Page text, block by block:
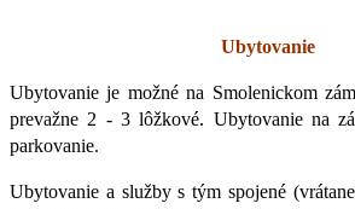
Ubytovanie
Ubytovanie je možné na Smolenickom
prevažne 2 - 3 lôžkové. Ubytovanie na
parkovanie.
Ubytovanie a služby s tým spojené